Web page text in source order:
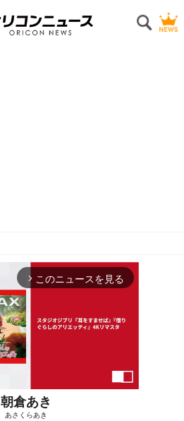
arrow_forward_ios このニュースを見る
朝倉あき
あさくらあき